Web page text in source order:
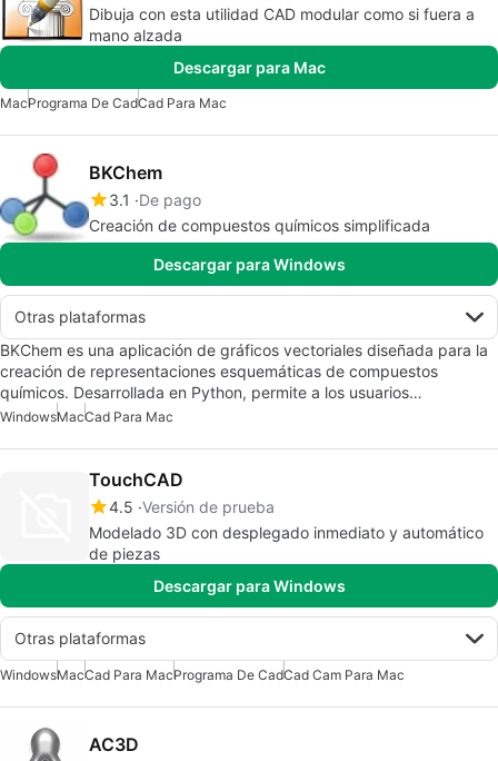
Dibuja con esta utilidad CAD modular como si fuera a
mano alzada
Descargar para Mac
MacPrograma De CadCad Para Mac
BKChem
3.1
De pago
Creación de compuestos químicos simplificada
Descargar para Windows
Otras plataformas
BKChem es una aplicación de gráficos vectoriales diseñada para la
creación de representaciones esquemáticas de compuestos
químicos. Desarrollada en Python, permite a los usuarios…
WindowsMacCad Para Mac
TouchCAD
4.5 Versión de prueba
Modelado 3D con desplegado inmediato y automático
de piezas
Descargar para Windows
Otras plataformas
WindowsMacCad Para MacPrograma De CadCad Cam Para Mac
AC3D